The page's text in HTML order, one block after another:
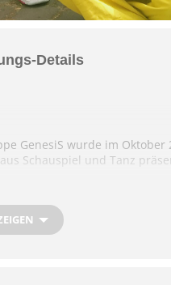
Details
GenesiS wurde im
Schauspiel und Tanz
hat gerade ihre
sich darauf, endlich wieder
Wird es der Crew gelingen,